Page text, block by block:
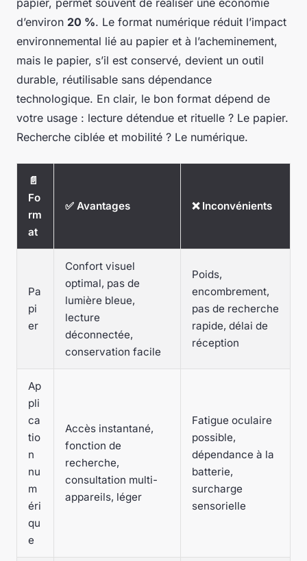
d’environ 20 %. Le format numérique réduit l’impact
environnemental lié au papier et à l’acheminement,
mais le papier, s’il est conservé, devient un outil
durable, réutilisable sans dépendance
technologique. En clair, le bon format dépend de
votre usage : lecture détendue et rituelle ? Le papier.
Recherche ciblée et mobilité ? Le numérique.
📄
Fo
rm
at
✅ Avantages ❌ Inconvénients
Pa
pi
er
Confort visuel
optimal, pas de
lumière bleue,
lecture
déconnectée,
conservation facile
Poids,
encombrement,
pas de recherche
rapide, délai de
réception
Ap
pli
ca
tio
n
nu
m
éri
qu
e
Accès instantané,
fonction de
recherche,
consultation multi-
appareils, léger
Fatigue oculaire
possible,
dépendance à la
batterie,
surcharge
sensorielle